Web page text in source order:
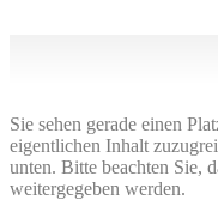
Sie sehen gerade einen
eigentlichen Inhalt
unten. Bitte beachten Sie,
weitergegeben werden.